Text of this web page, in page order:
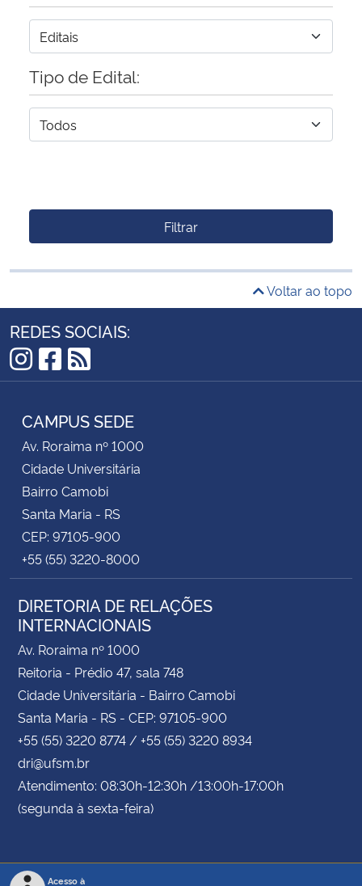
Tipo de Edital:
Filtrar
Voltar ao topo
REDES SOCIAIS:
Instagram
Facebook
RSS
CAMPUS SEDE
Av. Roraima nº 1000
Cidade Universitária
Bairro Camobi
Santa Maria - RS
CEP: 97105-900
+55 (55) 3220-8000
DIRETORIA DE RELAÇÕES
INTERNACIONAIS
Av. Roraima nº 1000
Reitoria - Prédio 47, sala 748
Cidade Universitária - Bairro Camobi
Santa Maria - RS - CEP: 97105-900
+55 (55) 3220 8774 / +55 (55) 3220 8934
dri@ufsm.br
Atendimento: 08:30h-12:30h /13:00h-17:00h
(segunda à sexta-feira)
Acesso à